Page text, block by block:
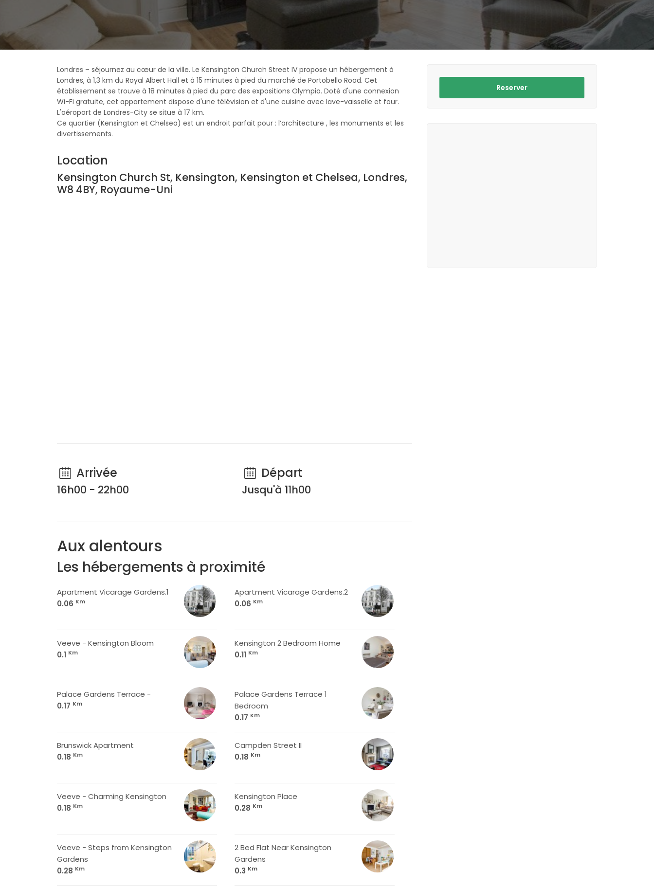
Londres – séjournez au cœur de la ville. Le Kensington Church Street IV propose un hébergement à
Londres, à 1,3 km du Royal Albert Hall et à 15 minutes à pied du marché de Portobello Road. Cet
établissement se trouve à 18 minutes à pied du parc des expositions Olympia. Doté d'une connexion
Wi-Fi gratuite, cet appartement dispose d'une télévision et d'une cuisine avec lave-vaisselle et four.
L'aéroport de Londres-City se situe à 17 km.
Ce quartier (Kensington et Chelsea) est un endroit parfait pour : l’architecture , les monuments et les
divertissements.
Location
Kensington Church St, Kensington, Kensington et Chelsea, Londres,
W8 4BY, Royaume-Uni
Arrivée
16h00 - 22h00
Départ
Jusqu'à 11h00
Aux alentours
Les hébergements à proximité
Apartment Vicarage Gardens.1
0.06 Km
Apartment Vicarage Gardens.2
0.06 Km
Veeve - Kensington Bloom
0.1 Km
Kensington 2 Bedroom Home
0.11 Km
Palace Gardens Terrace -
0.17 Km
Palace Gardens Terrace 1
Bedroom
0.17 Km
Brunswick Apartment
0.18 Km
Campden Street II
0.18 Km
Veeve - Charming Kensington
0.18 Km
Kensington Place
0.28 Km
Veeve - Steps from Kensington
Gardens
0.28 Km
2 Bed Flat Near Kensington
Gardens
0.3 Km
Reserver